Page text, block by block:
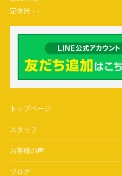
定休日： -
トップページ
スタッフ
お客様の声
ブログ